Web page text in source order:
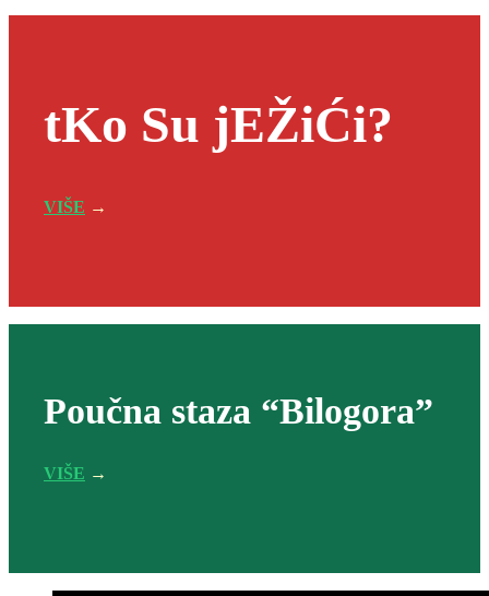
tKo Su jEŽiĆi?
VIŠE →
Poučna staza “Bilogora”
VIŠE →